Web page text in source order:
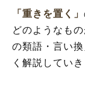
「重きを置く」
どのようなも
の類語・言い
く解説していき